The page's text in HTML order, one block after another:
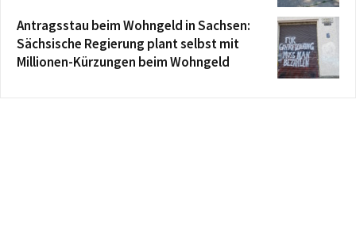
Antragsstau beim Wohngeld in Sachsen:
Sächsische Regierung plant selbst mit
Millionen-Kürzungen beim Wohngeld